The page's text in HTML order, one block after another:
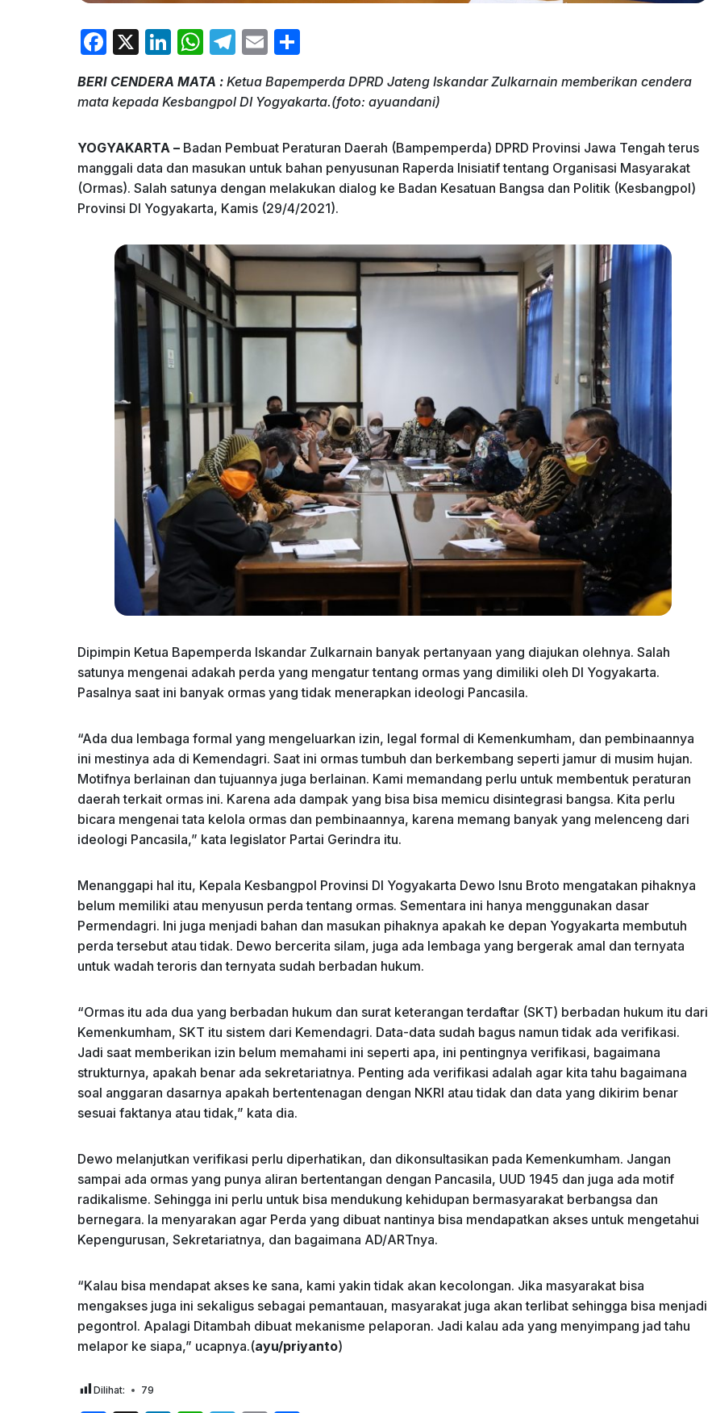
F
c
b
o
o
k
X
Li
k
dI
n
W
at
s
A
p
p
T
e
a
m
E
ai
l
ar
BERI CENDERA MATA : Ketua Bapemperda DPRD Jateng Iskandar Zulkarnain memberikan cendera
mata kepada Kesbangpol DI Yogyakarta.(foto: ayuandani)
YOGYAKARTA – Badan Pembuat Peraturan Daerah (Bampemperda) DPRD Provinsi Jawa Tengah terus
manggali data dan masukan untuk bahan penyusunan Raperda Inisiatif tentang Organisasi Masyarakat
(Ormas). Salah satunya dengan melakukan dialog ke Badan Kesatuan Bangsa dan Politik (Kesbangpol)
Provinsi DI Yogyakarta, Kamis (29/4/2021).
Dipimpin Ketua Bapemperda Iskandar Zulkarnain banyak pertanyaan yang diajukan olehnya. Salah
satunya mengenai adakah perda yang mengatur tentang ormas yang dimiliki oleh DI Yogyakarta.
Pasalnya saat ini banyak ormas yang tidak menerapkan ideologi Pancasila.
“Ada dua lembaga formal yang mengeluarkan izin, legal formal di Kemenkumham, dan pembinaannya
ini mestinya ada di Kemendagri. Saat ini ormas tumbuh dan berkembang seperti jamur di musim hujan.
Motifnya berlainan dan tujuannya juga berlainan. Kami memandang perlu untuk membentuk peraturan
daerah terkait ormas ini. Karena ada dampak yang bisa bisa memicu disintegrasi bangsa. Kita perlu
bicara mengenai tata kelola ormas dan pembinaannya, karena memang banyak yang melenceng dari
ideologi Pancasila,” kata legislator Partai Gerindra itu.
Menanggapi hal itu, Kepala Kesbangpol Provinsi DI Yogyakarta Dewo Isnu Broto mengatakan pihaknya
belum memiliki atau menyusun perda tentang ormas. Sementara ini hanya menggunakan dasar
Permendagri. Ini juga menjadi bahan dan masukan pihaknya apakah ke depan Yogyakarta membutuh
perda tersebut atau tidak. Dewo bercerita silam, juga ada lembaga yang bergerak amal dan ternyata
untuk wadah teroris dan ternyata sudah berbadan hukum.
“Ormas itu ada dua yang berbadan hukum dan surat keterangan terdaftar (SKT) berbadan hukum itu dari
Kemenkumham, SKT itu sistem dari Kemendagri. Data-data sudah bagus namun tidak ada verifikasi.
Jadi saat memberikan izin belum memahami ini seperti apa, ini pentingnya verifikasi, bagaimana
strukturnya, apakah benar ada sekretariatnya. Penting ada verifikasi adalah agar kita tahu bagaimana
soal anggaran dasarnya apakah bertentenagan dengan NKRI atau tidak dan data yang dikirim benar
sesuai faktanya atau tidak,” kata dia.
Dewo melanjutkan verifikasi perlu diperhatikan, dan dikonsultasikan pada Kemenkumham. Jangan
sampai ada ormas yang punya aliran bertentangan dengan Pancasila, UUD 1945 dan juga ada motif
radikalisme. Sehingga ini perlu untuk bisa mendukung kehidupan bermasyarakat berbangsa dan
bernegara. Ia menyarakan agar Perda yang dibuat nantinya bisa mendapatkan akses untuk mengetahui
Kepengurusan, Sekretariatnya, dan bagaimana AD/ARTnya.
“Kalau bisa mendapat akses ke sana, kami yakin tidak akan kecolongan. Jika masyarakat bisa
mengakses juga ini sekaligus sebagai pemantauan, masyarakat juga akan terlibat sehingga bisa menjadi
pegontrol. Apalagi Ditambah dibuat mekanisme pelaporan. Jadi kalau ada yang menyimpang jad tahu
melapor ke siapa,” ucapnya.(ayu/priyanto)
Dilihat: 79